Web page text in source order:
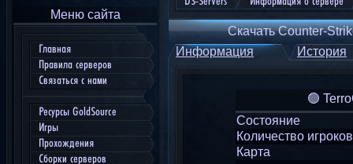
Меню сайта
Главная
Правила серверов
Связаться с нами
Ресурсы GoldSource
Игры
Прохождения
Сборки серверов
Скачать Counter-
Информация
История
🟢
Состояние
Количество игроков
Карта